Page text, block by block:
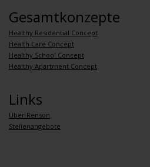
Gesamtkonzepte
Healthy Residential Concept
Health Care Concept
Healthy School Concept
Healthy Apartment Concept
Links
Über Renson
Stellenangebote